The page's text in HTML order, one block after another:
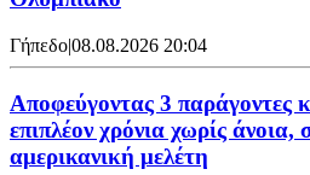
Γήπεδο|08.08.2026 20:04
Αποφεύγοντας 3 παράγοντες
επιπλέον χρόνια χωρίς
αμερικανική μελέτη